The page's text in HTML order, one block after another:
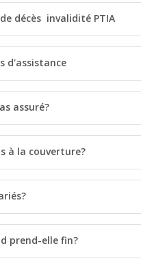
décès  invalidité PTIA
d'assistance
assuré?
à la couverture?
prend-elle fin?